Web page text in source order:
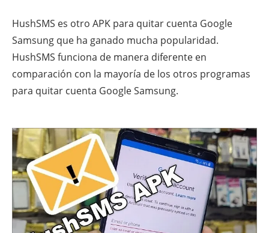
HushSMS es otro APK para quitar cuenta Google
Samsung que ha ganado mucha popularidad.
HushSMS funciona de manera diferente en
comparación con la mayoría de los otros programas
para quitar cuenta Google Samsung.